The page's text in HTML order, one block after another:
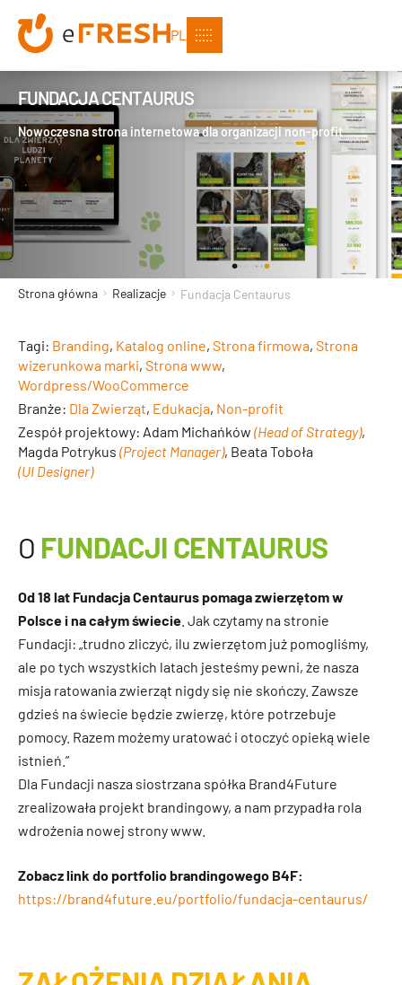
PL
FUNDACJA CENTAURUS
Nowoczesna strona internetowa dla organizacji non-profit
Strona główna Realizacje Fundacja Centaurus
Tagi: Branding, Katalog online, Strona firmowa, Strona
wizerunkowa marki, Strona www,
Wordpress/WooCommerce
Branże: Dla Zwierząt, Edukacja, Non-profit
Zespół projektowy: Adam Michańków (Head of Strategy),
Magda Potrykus (Project Manager), Beata Toboła
(UI Designer)
O FUNDACJI CENTAURUS
Od 18 lat Fundacja Centaurus pomaga zwierzętom w
Polsce i na całym świecie . Jak czytamy na stronie
Fundacji: „trudno zliczyć, ilu zwierzętom już pomogliśmy,
ale po tych wszystkich latach jesteśmy pewni, że nasza
misja ratowania zwierząt nigdy się nie skończy. Zawsze
gdzieś na świecie będzie zwierzę, które potrzebuje
pomocy. Razem możemy uratować i otoczyć opieką wiele
istnień.”
Dla Fundacji nasza siostrzana spółka Brand4Future
zrealizowała projekt brandingowy, a nam przypadła rola
wdrożenia nowej strony www.
Zobacz link do portfolio brandingowego B4F:
https://brand4future.eu/portfolio/fundacja-centaurus/